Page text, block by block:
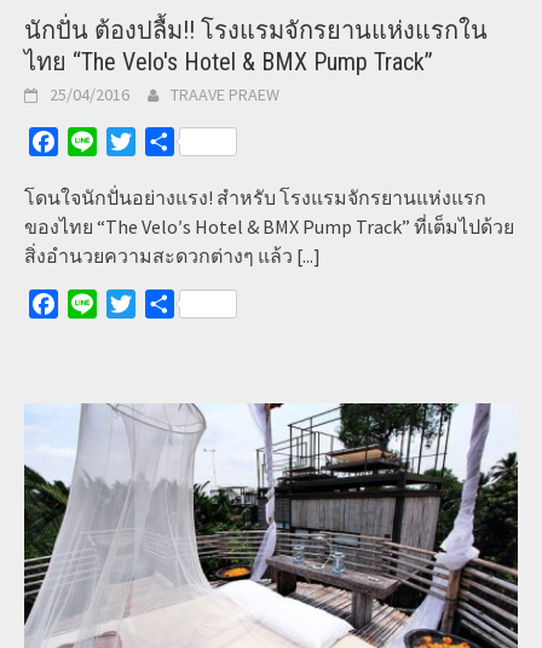
นักปั่น ต้องปลื้ม!! โรงแรมจักรยานแห่งแรกใน
ไทย “The Velo′s Hotel & BMX Pump Track”
25/04/2016 TRAAVE PRAEW
Facebook
Line TwitterShare
โดนใจนักปั่นอย่างแรง! สำหรับ โรงแรมจักรยานแห่งแรก
ของไทย “The Velo′s Hotel & BMX Pump Track” ที่เต็มไปด้วย
สิ่งอำนวยความสะดวกต่างๆ แล้ว [...]
Facebook
Line TwitterShare